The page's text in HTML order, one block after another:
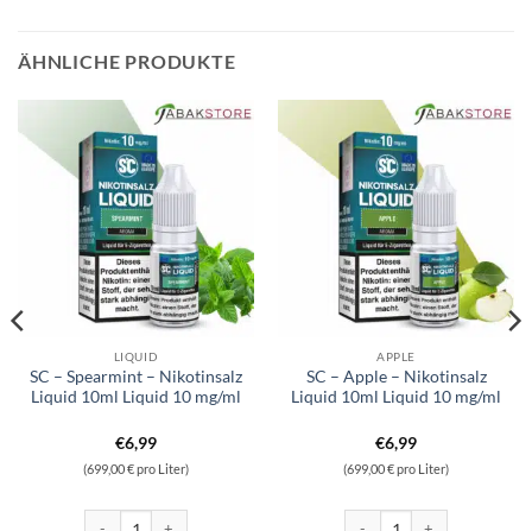
ÄHNLICHE PRODUKTE
LIQUID
SC – Spearmint – Nikotinsalz
Liquid 10ml Liquid 10 mg/ml
€6,99
(699,00 € pro Liter)
APPLE
SC – Apple – Nikotinsalz
Liquid 10ml Liquid 10 mg/ml
€6,99
(699,00 € pro Liter)